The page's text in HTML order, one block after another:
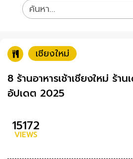
เชียงใหม่
8 ร้านอาหารเช้าเชียงใหม่ ร้า
อัปเดต 2025
15172
VIEWS